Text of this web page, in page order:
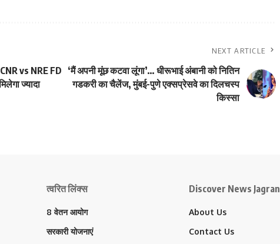
vs NRE FD
ज्यादा
NEXT ARTICLE
‘मैं अपनी मूंछ कटवा लूंगा’… धीरूभाई अंबानी को नितिन
गडकरी का चैलेंज, मुंबई-पुणे एक्सप्रेसवे का दिलचस्प
किस्सा
त्वरित लिंक्स
8 वेतन आयोग
सरकारी योजनाएं
Discover News Jagran
About Us
Contact Us